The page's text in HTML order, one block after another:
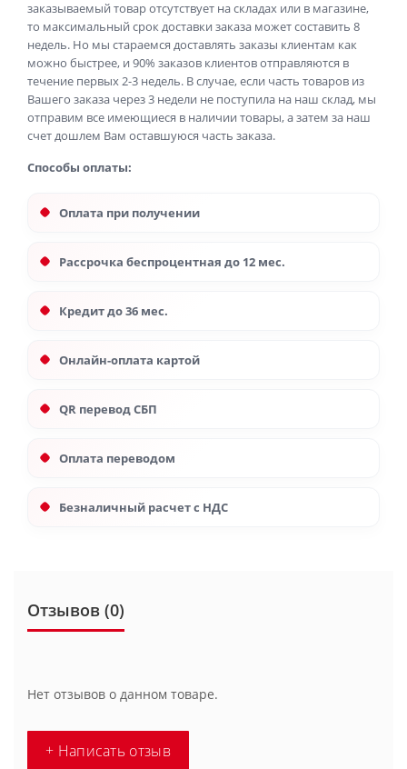
заказываемый товар отсутствует на складах или в магазине,
то максимальный срок доставки заказа может составить 8
недель. Но мы стараемся доставлять заказы клиентам как
можно быстрее, и 90% заказов клиентов отправляются в
течение первых 2-3 недель. В случае, если часть товаров из
Вашего заказа через 3 недели не поступила на наш склад, мы
отправим все имеющиеся в наличии товары, а затем за наш
счет дошлем Вам оставшуюся часть заказа.
Способы оплаты:
Оплата при получении
Рассрочка беспроцентная до 12 мес.
Кредит до 36 мес.
Онлайн-оплата картой
QR перевод СБП
Оплата переводом
Безналичный расчет с НДС
Отзывов (0)
Нет отзывов о данном товаре.
+ Написать отзыв